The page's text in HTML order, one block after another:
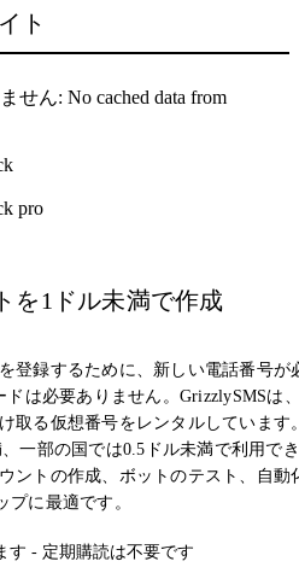
ト
せん: No cached data from
pro
を1ドル未満で作成
登録するために、新しい電話番号が
は必要ありません。GrizzlySMSは
取る仮想番号をレンタルしています
一部の国では0.5ドル未満で利用でき
ントの作成、ボットのテスト、自動
に最適です。
す - 定期購読は不要です